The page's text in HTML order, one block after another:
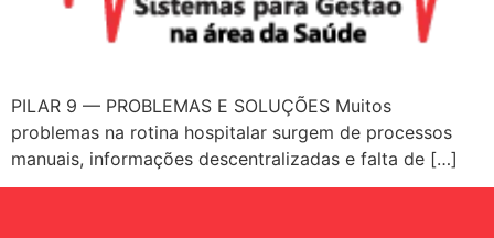
PILAR 9 — PROBLEMAS E SOLUÇÕES Muitos
problemas na rotina hospitalar surgem de processos
manuais, informações descentralizadas e falta de […]